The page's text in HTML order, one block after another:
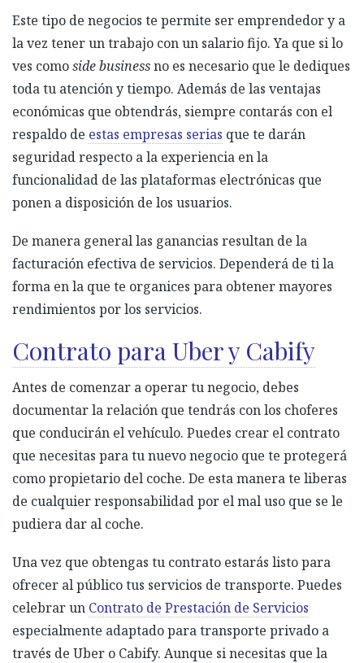
Este tipo de negocios te permite ser emprendedor y a
la vez tener un trabajo con un salario fijo. Ya que si lo
ves comoside businessno es necesario que le dediques
toda tu atención y tiempo. Además de las ventajas
económicas que obtendrás, siempre contarás con el
respaldo de estas empresas serias que te darán
seguridad respecto a la experiencia en la
funcionalidad de las plataformas electrónicas que
ponen a disposición de los usuarios.
De manera general las ganancias resultan de la
facturación efectiva de servicios. Dependerá de ti la
forma en la que te organices para obtener mayores
rendimientos por los servicios.
Contrato para Uber y Cabify
Antes de comenzar a operar tu negocio, debes
documentar la relación que tendrás con los choferes
que conducirán el vehículo. Puedes crear el contrato
que necesitas para tu nuevo negocio que te protegerá
como propietario del coche. De esta manera te liberas
de cualquier responsabilidad por el mal uso que se le
pudiera dar al coche.
Una vez que obtengas tu contrato estarás listo para
ofrecer al público tus servicios de transporte. Puedes
celebrar un Contrato de Prestación de Servicios
especialmente adaptado para transporte privado a
través de Uber o Cabify. Aunque si necesitas que la